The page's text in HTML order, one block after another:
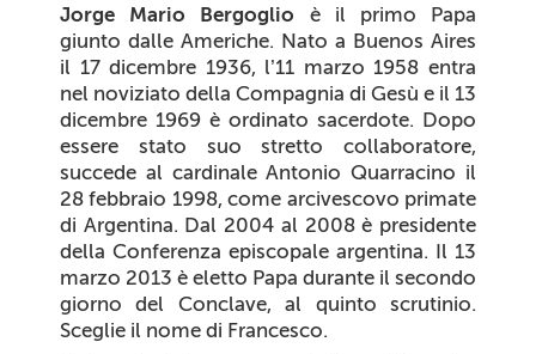
Jorge Mario Bergoglio è il primo Papa
giunto dalle Americhe. Nato a Buenos Aires
il 17 dicembre 1936, l’11 marzo 1958 entra
nel noviziato della Compagnia di Gesù e il 13
dicembre 1969 è ordinato sacerdote. Dopo
essere stato suo stretto collaboratore,
succede al cardinale Antonio Quarracino il
28 febbraio 1998, come arcivescovo primate
di Argentina. Dal 2004 al 2008 è presidente
della Conferenza episcopale argentina. Il 13
marzo 2013 è eletto Papa durante il secondo
giorno del Conclave, al quinto scrutinio.
Sceglie il nome di Francesco.